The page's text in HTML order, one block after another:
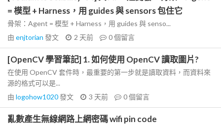
= 模型 + Harness，用 guides 與 sensors 包住它
骨架：Agent = 模型 + Harness，用 guides 與 senso...
由 enjtorian 發文 2 天前 0個留言
[OpenCV 學習筆記] 1. 如何使用 OpenCV 讀取圖片?
在使用 OpenCV 套件時，最重要的第一步就是讀取資料，而資料來
源的格式可以是...
由 logohow1020發文 3 天前 0個留言
亂數產生無線網路上網密碼 wifi pin code